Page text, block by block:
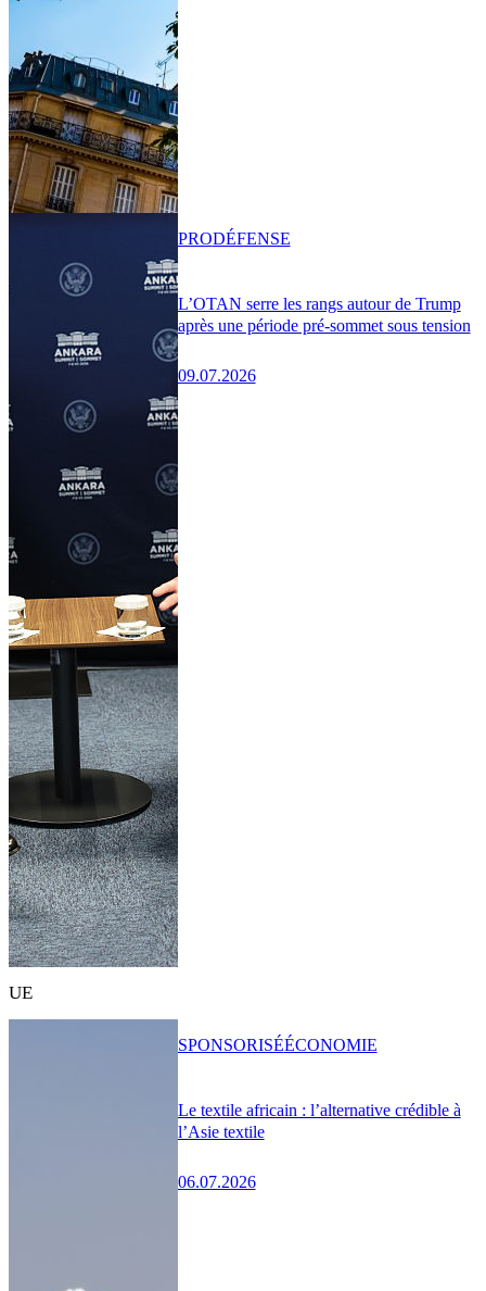
L’OTAN serre les rangs autour de Trump
après une période pré-sommet sous tension
09.07.2026
PRODÉFENSE
UE
Le textile africain : l’alternative crédible à
l’Asie textile
06.07.2026
SPONSORISÉÉCONOMIE